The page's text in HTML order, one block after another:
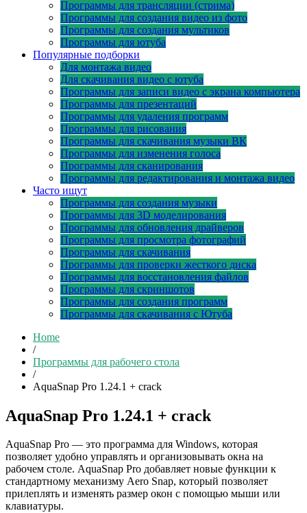
Программы для трансляции (стрима)
Программы для создания видео из фото
Программы для создания мультиков
Программы для ютуба
Популярные подборки
Для монтажа видео
Для скачивания видео с ютуба
Программы для записи видео с экрана компьютера
Программы для презентаций
Программы для удаления программ
Программы для рисования
Программы для скачивания музыки ВК
Программы для изменения голоса
Программы для сканирования
Программы для редактирования и монтажа видео
Часто ищут
Программы для создания музыки
Программы для 3D моделирования
Программы для обновления драйверов
Программы для просмотра фотографий
Программы для скачивания
Программы для проверки жесткого диска
Программы для восстановления файлов
Программы для скриншотов
Программы для создания программ
Программы для скачивания с Ютуба
Home
/
Программы для рабочего стола
/
AquaSnap Pro 1.24.1 + crack
AquaSnap Pro 1.24.1 + crack
AquaSnap Pro — это программа для Windows, которая
позволяет удобно управлять и организовывать окна на
рабочем столе. AquaSnap Pro добавляет новые функции к
стандартному механизму Aero Snap, который позволяет
прилеплять и изменять размер окон с помощью мыши или
клавиатуры.